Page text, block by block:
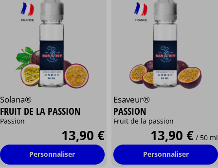
Solana®
FRUIT DE LA PASSION
Passion
13,90 €
Personnaliser
Esaveur®
PASSION
Fruit de la passion
13,90 € / 50 ml
Personnaliser